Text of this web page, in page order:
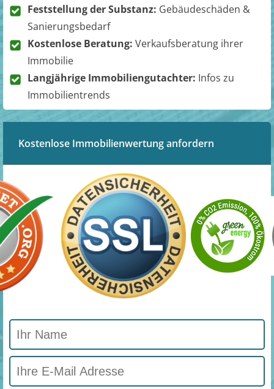
Feststellung der Substanz: Gebäudeschäden &
Sanierungsbedarf
Kostenlose Beratung: Verkaufsberatung ihrer
Immobilie
Langjährige Immobiliengutachter: Infos zu
Immobilientrends
Kostenlose Immobilienwertung anfordern